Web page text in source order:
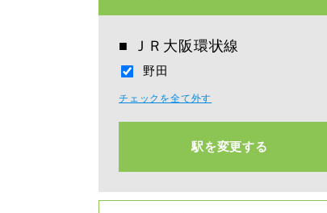
■ ＪＲ大阪環状線
野田
チェックを全て外す
駅を変更する